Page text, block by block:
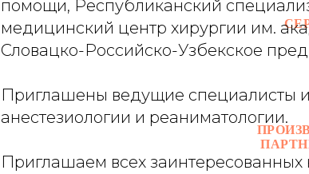
помощи, Республиканский
медицинский центр хирургии им.
Словацко-Российско-Узбекское
Приглашены ведущие специалисты
анестезиологии и реаниматологии.
Приглашаем всех заинтересованных